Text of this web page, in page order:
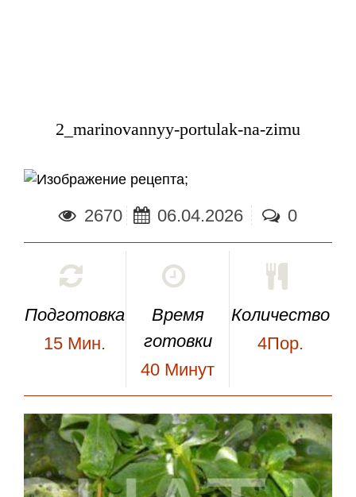
2_marinovannyy-portulak-na-zimu
;
2670 06.04.2026 0
Подготовка
15 Мин.
Время
готовки
40 Минут
Количество
4Пор.